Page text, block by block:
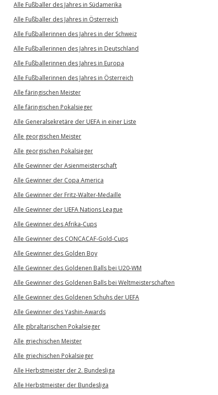
Alle Fußballer des Jahres in Südamerika
Alle Fußballer des Jahres in Österreich
Alle Fußballerinnen des Jahres in der Schweiz
Alle Fußballerinnen des Jahres in Deutschland
Alle Fußballerinnen des Jahres in Europa
Alle Fußballerinnen des Jahres in Österreich
Alle färingischen Meister
Alle färingischen Pokalsieger
Alle Generalsekretäre der UEFA in einer Liste
Alle georgischen Meister
Alle georgischen Pokalsieger
Alle Gewinner der Asienmeisterschaft
Alle Gewinner der Copa America
Alle Gewinner der Fritz-Walter-Medaille
Alle Gewinner der UEFA Nations League
Alle Gewinner des Afrika-Cups
Alle Gewinner des CONCACAF-Gold-Cups
Alle Gewinner des Golden Boy
Alle Gewinner des Goldenen Balls bei U20-WM
Alle Gewinner des Goldenen Balls bei Weltmeisterschaften
Alle Gewinner des Goldenen Schuhs der UEFA
Alle Gewinner des Yashin-Awards
Alle gibraltarischen Pokalsieger
Alle griechischen Meister
Alle griechischen Pokalsieger
Alle Herbstmeister der 2. Bundesliga
Alle Herbstmeister der Bundesliga